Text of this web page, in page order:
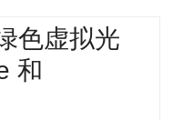
色虚拟光
和